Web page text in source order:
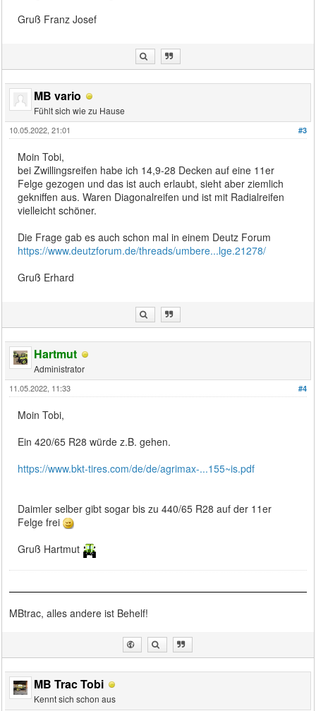
Gruß Franz Josef
MB vario
Fühlt sich wie zu Hause
#3
10.05.2022, 21:01
Moin Tobi,
bei Zwillingsreifen habe ich 14,9-28 Decken auf eine 11er
Felge gezogen und das ist auch erlaubt, sieht aber ziemlich
gekniffen aus. Waren Diagonalreifen und ist mit Radialreifen
vielleicht schöner.
Die Frage gab es auch schon mal in einem Deutz Forum
https://www.deutzforum.de/threads/umbere...lge.21278/
Gruß Erhard
Hartmut
Administrator
#4
11.05.2022, 11:33
Moin Tobi,
Ein 420/65 R28 würde z.B. gehen.
https://www.bkt-tires.com/de/de/agrimax-...155~is.pdf
Daimler selber gibt sogar bis zu 440/65 R28 auf der 11er
Felge frei
Gruß Hartmut
MBtrac, alles andere ist Behelf!
MB Trac Tobi
Kennt sich schon aus